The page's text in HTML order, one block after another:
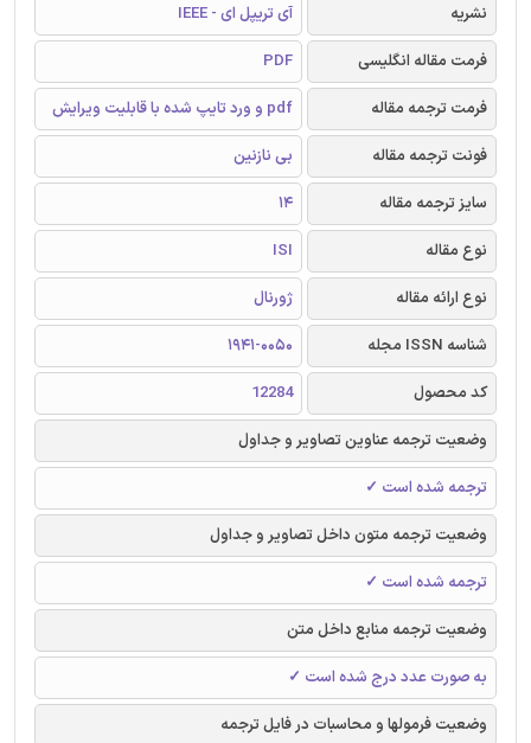
نشریه
آی تریپل ای - IEEE
فرمت مقاله انگلیسی
PDF
فرمت ترجمه مقاله
pdf و ورد تایپ شده با قابلیت ویرایش
فونت ترجمه مقاله
بی نازنین
سایز ترجمه مقاله
14
نوع مقاله
ISI
نوع ارائه مقاله
ژورنال
شناسه ISSN مجله
1941-0050
کد محصول
12284
وضعیت ترجمه عناوین تصاویر و جداول
ترجمه شده است ✓
وضعیت ترجمه متون داخل تصاویر و جداول
ترجمه شده است ✓
وضعیت ترجمه منابع داخل متن
به صورت عدد درج شده است ✓
وضعیت فرمولها و محاسبات در فایل ترجمه